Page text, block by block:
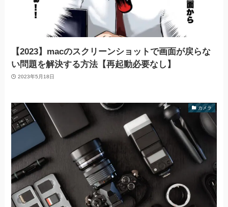
【2023】macのスクリーンショットで画面が戻らな
い問題を解決する方法【再起動必要なし】
2023年5月18日
カメラ